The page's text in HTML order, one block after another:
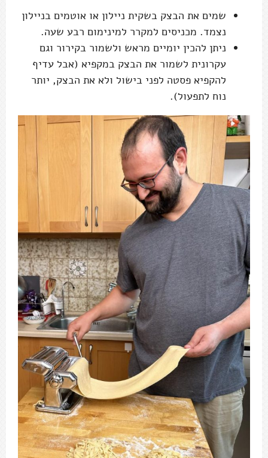
שמים את הבצק בשקית ניילון או אוטמים בניילון
נצמד. מכניסים למקרר למינימום רבע שעה.
ניתן להכין יומיים מראש ולשמור בקירור וגם
עקרונית לשמור את הבצק במקפיא (אבל עדיף
להקפיא פסטה לפני בישול ולא את הבצק, יותר
נוח לתפעול).